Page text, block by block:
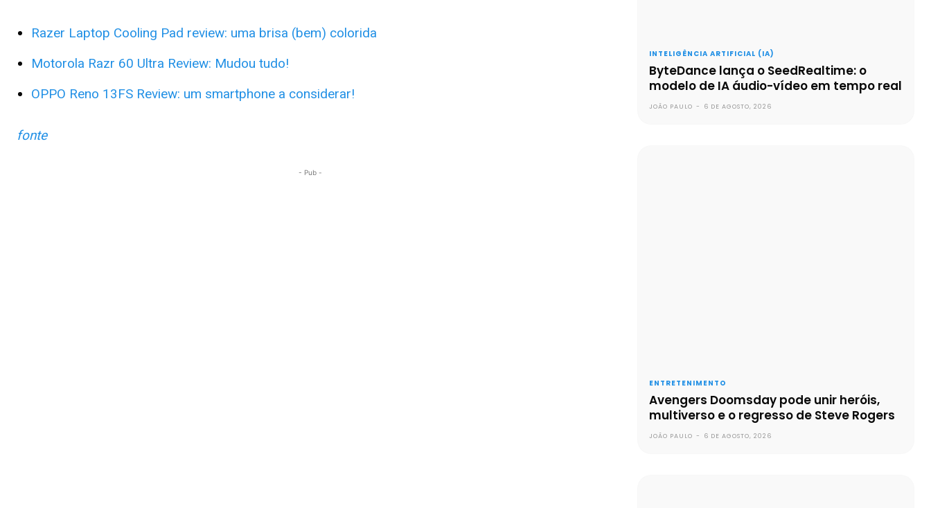
Razer Laptop Cooling Pad review: uma brisa (bem) colorida
Motorola Razr 60 Ultra Review: Mudou tudo!
OPPO Reno 13FS Review: um smartphone a considerar!
fonte
- Pub -
INTELIGÊNCIA ARTIFICIAL (IA)
ByteDance lança o SeedRealtime: o
modelo de IA áudio-vídeo em tempo real
JOÃO PAULO - 6 DE AGOSTO, 2026
ENTRETENIMENTO
Avengers Doomsday pode unir heróis,
multiverso e o regresso de Steve Rogers
JOÃO PAULO - 6 DE AGOSTO, 2026